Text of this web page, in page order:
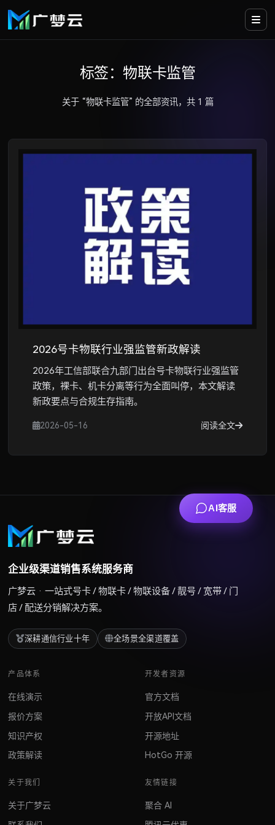
标签：物联卡监管
关于 “物联卡监管” 的全部资讯，共 1 篇
2026号卡物联行业强监管新政解读
2026年工信部联合九部门出台号卡物联行业强监管
政策，裸卡、机卡分离等行为全面叫停，本文解读
新政要点与合规生存指南。
2026-05-16 阅读全文
企业级渠道销售系统服务商
广梦云 · 一站式号卡 / 物联卡 / 物联设备 / 靓号 / 宽带 / 门
店 / 配送分销解决方案。
深耕通信行业十年 全场景全渠道覆盖
产品体系
在线演示
报价方案
知识产权
政策解读
开发者资源
官方文档
开放API文档
开源地址
HotGo 开源
关于我们
关于广梦云
友情链接
聚合 AI
AI客服